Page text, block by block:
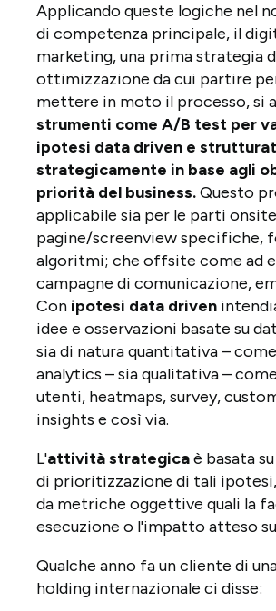
Applicando queste logiche nel
di competenza principale, il
marketing, una prima strategia
ottimizzazione da cui partire
mettere in moto il processo, si
strumenti come A/B test per
ipotesi data driven e
strategicamente in base agli
priorità del business.Questo
applicabile sia per le parti
pagine/screenview specifiche,
algoritmi; che offsite come ad
campagne di comunicazione,
Con ipotesi data driven
idee e osservazioni basate su
sia di natura quantitativa –
analytics – sia qualitativa –
utenti, heatmaps, survey,
insights e così via.
L'attività strategicaè basata
di prioritizzazione di tali
da metriche oggettive quali la
esecuzione o l'impatto atteso
Qualche anno fa un cliente di
holding internazionale ci disse: